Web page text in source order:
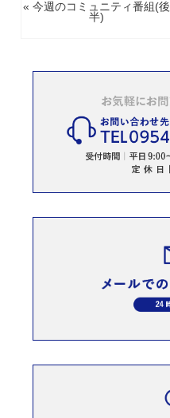
« 今週のコミュニティ番組(後
半)